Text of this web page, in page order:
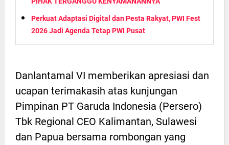
Perkuat Adaptasi Digital dan Pesta Rakyat, PWI Fest
2026 Jadi Agenda Tetap PWI Pusat
Danlantamal VI memberikan apresiasi dan
ucapan terimakasih atas kunjungan
Pimpinan PT Garuda Indonesia (Persero)
Tbk Regional CEO Kalimantan, Sulawesi
dan Papua bersama rombongan yang